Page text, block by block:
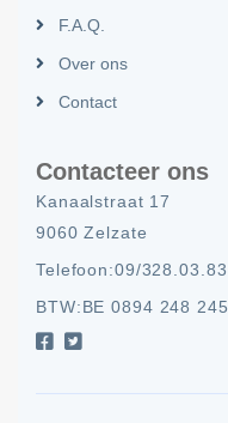
F.A.Q.
Over ons
Contact
Contacteer ons
Kanaalstraat 17
9060 Zelzate
Telefoon:09/328.03.83
BTW:BE 0894 248 245